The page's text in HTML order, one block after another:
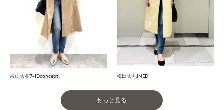
富山大和7-IDconcept. 梅田大丸INED
もっと見る